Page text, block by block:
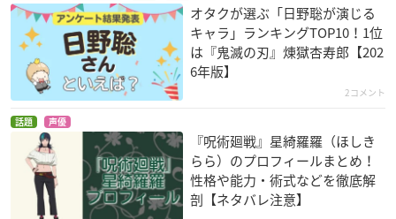
オタクが選ぶ「日野聡が演じる
キャラ」ランキングTOP10！1位
は『鬼滅の刃』煉󠄁獄杏寿郎【202
6年版】
2コメント
話題 声優
『呪術廻戦』星綺羅羅（ほしき
らら）のプロフィールまとめ！
性格や能力・術式などを徹底解
剖【ネタバレ注意】